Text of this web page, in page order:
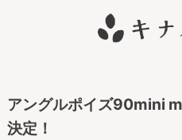
アングルポイズ90mini
決定！